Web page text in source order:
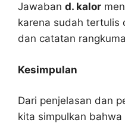
Jawaban d. kalor
karena sudah tertulis
dan catatan
Kesimpulan
Dari penjelasan dan
kita simpulkan